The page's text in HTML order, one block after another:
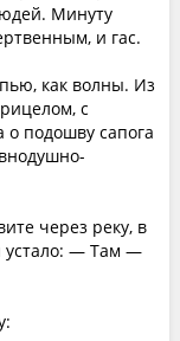
Минуту
и гас.
как волны. Из
с
подошву сапога
через реку, в
устало: — Там —